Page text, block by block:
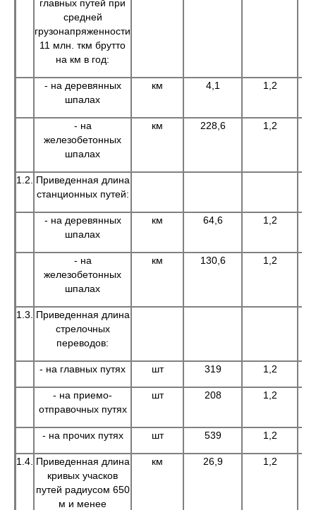
главных путей при
средней
грузонапряженности
11 млн. ткм брутто
на км в год:
- на деревянных
шпалах
км 4,1 1,2
- на
железобетонных
шпалах
км 228,6 1,2
1.2.
Приведенная длина
станционных путей:
- на деревянных
шпалах
км 64,6 1,2
- на
железобетонных
шпалах
км 130,6 1,2
1.3.
Приведенная длина
стрелочных
переводов:
- на главных путях шт 319 1,2
- на приемо-
отправочных путях
шт 208 1,2
- на прочих путях шт 539 1,2
1.4. Приведенная длина
кривых учасков
путей радиусом 650
м и менее
км 26,9 1,2